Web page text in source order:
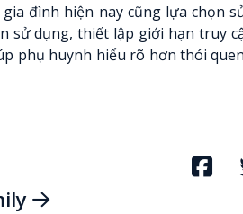
đình hiện nay cũng lựa chọn
sử dụng, thiết lập giới hạn truy
phụ huynh hiểu rõ hơn thói